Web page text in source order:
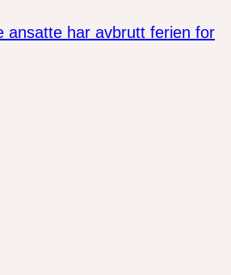
ansatte har avbrutt ferien for